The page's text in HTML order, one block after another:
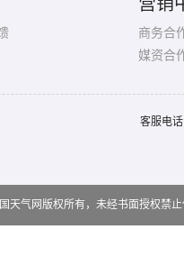
商务合
媒资合
客服电
天气网版权所有，未经书面授权